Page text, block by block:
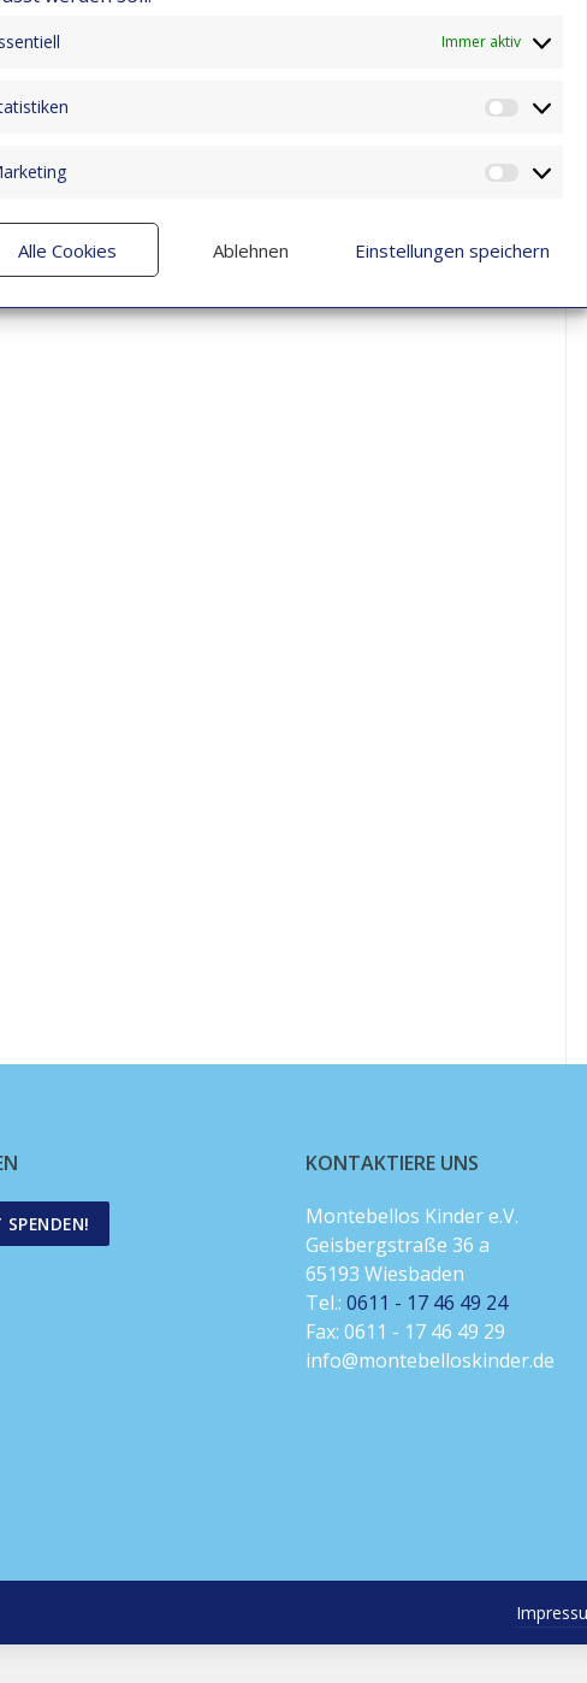
Immer aktiv
Alle Cookies Ablehnen Einstellungen speichern
SPENDEN!
KONTAKTIERE UNS
Montebellos Kinder e.V.
Geisbergstraße 36 a
65193 Wiesbaden
Tel.: 0611 - 17 46 49 24
Fax: 0611 - 17 46 49 29
info@montebelloskinder.de